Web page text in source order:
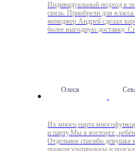
Индивидуальный подход к
связь. Приобрели для
менеджер Андрей сделал
более выгодную доставку.
Олеся
Их много,парта
и парту.Мы в восторге,
Отдельное спасибо девушке
проконсультировала и